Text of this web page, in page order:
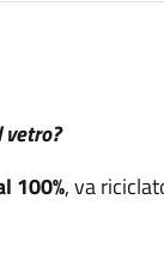
100%, va